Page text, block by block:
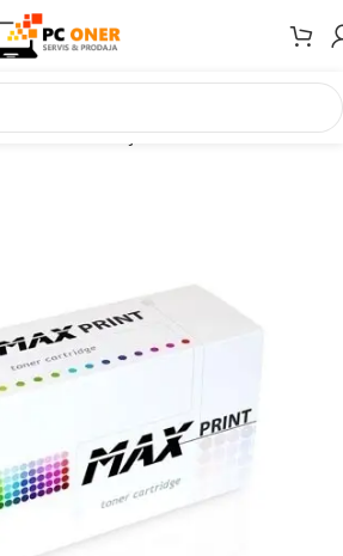
Potrošni materijal Toneri